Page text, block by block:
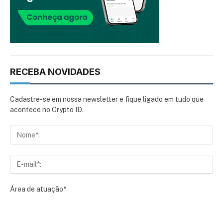
RECEBA NOVIDADES
Cadastre-se em nossa newsletter e fique ligado em tudo que
acontece no Crypto ID.
Área de atuação*